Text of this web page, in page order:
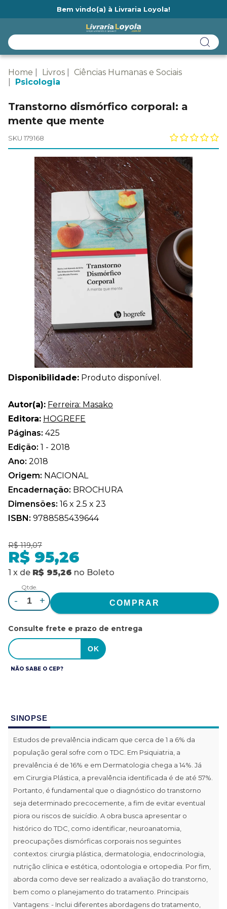
Bem vindo(a) à Livraria Loyola!
Home Livros
Ciências Humanas e Sociais
Psicologia
Transtorno dismórfico corporal: a
mente que mente
SKU 179168
Disponibilidade: Produto disponível.
Autor(a): Ferreira: Masako
Editora: HOGREFE
Páginas: 425
Edição: 1 - 2018
Ano: 2018
Origem: NACIONAL
Encadernação: BROCHURA
Dimensões: 16 x 2.5 x 23
ISBN: 9788585439644
R$ 119,07
R$ 95,26
1 x de R$ 95,26 no Boleto
Qtde.
- +
Consulte frete e prazo de entrega
NÃO SABE O CEP?
SINOPSE
Estudos de prevalência indicam que cerca de 1 a 6% da
população geral sofre com o TDC. Em Psiquiatria, a
prevalência é de 16% e em Dermatologia chega a 14%. Já
em Cirurgia Plástica, a prevalência identificada é de até 57%.
Portanto, é fundamental que o diagnóstico do transtorno
seja determinado precocemente, a fim de evitar eventual
piora ou riscos de suicídio. A obra busca apresentar o
histórico do TDC, como identificar, neuroanatomia,
preocupações dismórficas corporais nos seguintes
contextos: cirurgia plástica, dermatologia, endocrinologia,
nutrição clínica e estética, odontologia e ortopedia. Por fim,
aborda como deve ser realizado a avaliação do transtorno,
bem como o planejamento do tratamento. Principais
Vantagens: - Inclui diferentes abordagens do tratamento,